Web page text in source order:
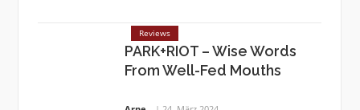
Reviews
PARK+RIOT – Wise Words
From Well-Fed Mouths